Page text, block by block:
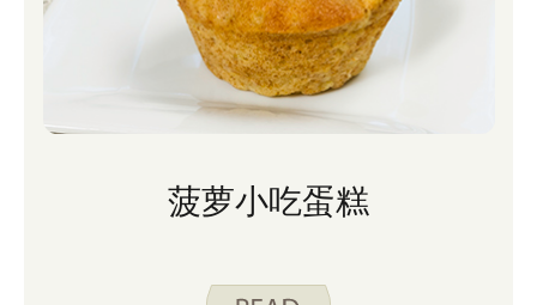
菠萝小吃蛋糕